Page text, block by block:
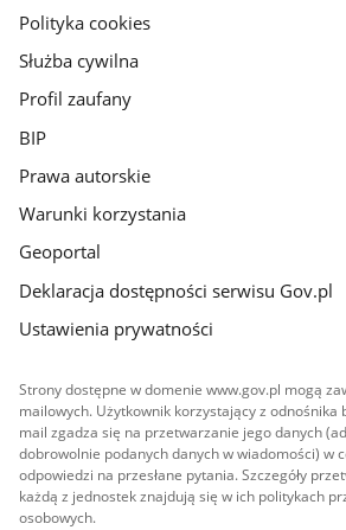
gov.pl
Polityka cookies
Służba cywilna
Profil zaufany
BIP
Prawa autorskie
Warunki korzystania
Geoportal
Deklaracja dostępności serwisu Gov.pl
Ustawienia prywatności
Strony dostępne w domenie www.gov.pl mogą
mailowych. Użytkownik korzystający z odnośnika
mail zgadza się na przetwarzanie jego danych
dobrowolnie podanych danych w wiadomości) w
odpowiedzi na przesłane pytania. Szczegóły
każdą z jednostek znajdują się w ich politykach
osobowych.